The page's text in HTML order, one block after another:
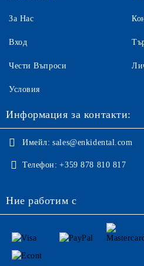
За Нас
Вход
Чести Въпроси
Условия
Информация за контакти:
Имейл: sales@enkidental.com
Телефон: +359 878 810 817
Ние работим с